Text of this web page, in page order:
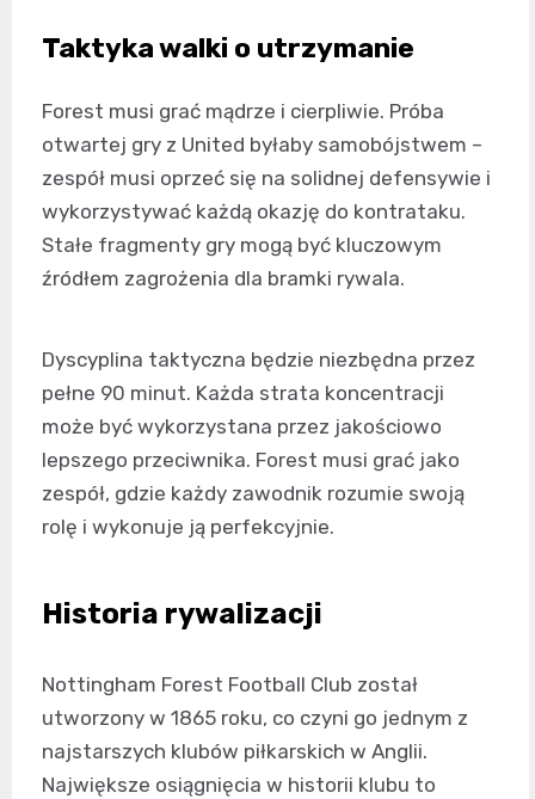
Taktyka walki o utrzymanie
Forest musi grać mądrze i cierpliwie. Próba
otwartej gry z United byłaby samobójstwem –
zespół musi oprzeć się na solidnej defensywie i
wykorzystywać każdą okazję do kontrataku.
Stałe fragmenty gry mogą być kluczowym
źródłem zagrożenia dla bramki rywala.
Dyscyplina taktyczna będzie niezbędna przez
pełne 90 minut. Każda strata koncentracji
może być wykorzystana przez jakościowo
lepszego przeciwnika. Forest musi grać jako
zespół, gdzie każdy zawodnik rozumie swoją
rolę i wykonuje ją perfekcyjnie.
Historia rywalizacji
Nottingham Forest Football Club został
utworzony w 1865 roku, co czyni go jednym z
najstarszych klubów piłkarskich w Anglii.
Największe osiągnięcia w historii klubu to